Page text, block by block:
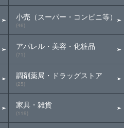
小売（スーパー・コンビニ等）
(46)
アパレル・美容・化粧品
(71)
調剤薬局・ドラッグストア
(25)
家具・雑貨
(119)